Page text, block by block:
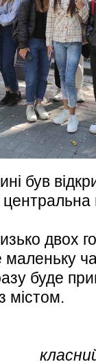
двох
буде
містом.